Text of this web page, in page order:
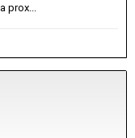
prox...